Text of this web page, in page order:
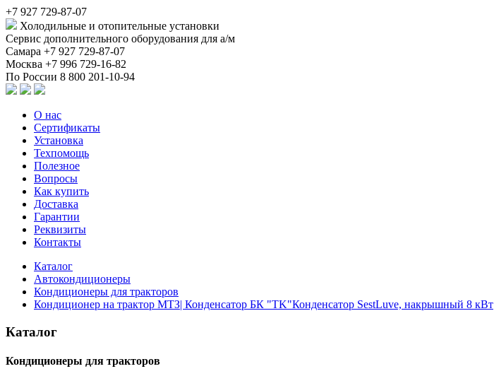
+7 927 729-87-07
Холодильные и отопительные установки
Сервис дополнительного оборудования для а/м
Самара +7 927 729-87-07
Москва +7 996 729-16-82
По России 8 800 201-10-94
О нас
Сертификаты
Установка
Техпомощь
Полезное
Вопросы
Как купить
Доставка
Гарантии
Реквизиты
Контакты
Каталог
Автокондиционеры
Кондиционеры для тракторов
Кондиционер на трактор МТЗ| Конденсатор БК "TK"Конденсатор SestLuve, накрышный 8 кВт
Каталог
Кондиционеры для тракторов